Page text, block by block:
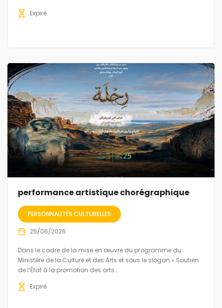
Expiré
performance artistique chorégraphique
PERSONNALITÉS CULTURELLES
25/06/2026
Dans le cadre de la mise en œuvre du programme du
Ministère de la Culture et des Arts et sous le slogan « Soutien
de l’État à la promotion des arts...
Expiré